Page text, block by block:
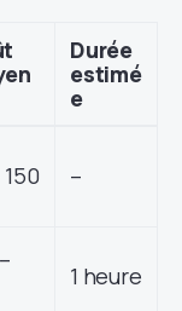
Durée
estimé
e
–
1 heure